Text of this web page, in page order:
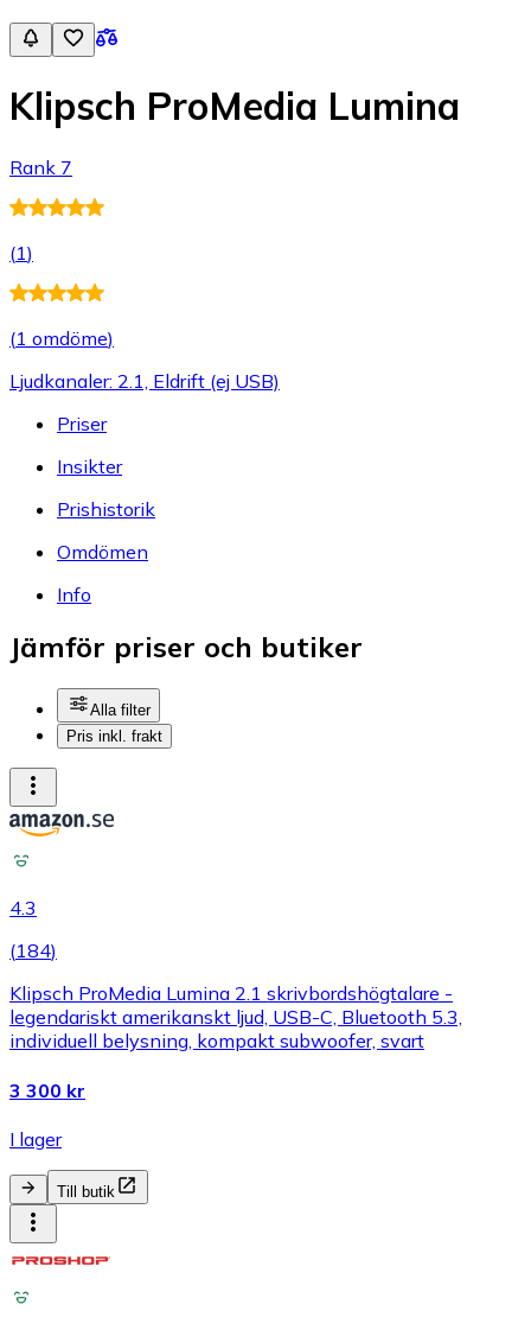
Klipsch ProMedia Lumina
Rank 7
(1)
(1 omdöme)
Ljudkanaler: 2.1, Eldrift (ej USB)
Priser
Insikter
Prishistorik
Omdömen
Info
Jämför priser och butiker
Alla filter
Pris inkl. frakt
4.3
(184)
Klipsch ProMedia Lumina 2.1 skrivbordshögtalare -
legendariskt amerikanskt ljud, USB-C, Bluetooth 5.3,
individuell belysning, kompakt subwoofer, svart
3 300 kr
I lager
Till butik